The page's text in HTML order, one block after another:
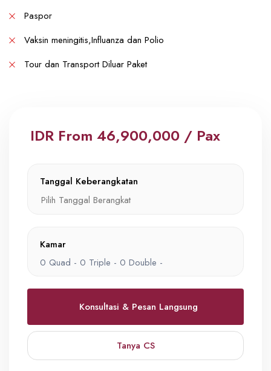
Paspor
Vaksin meningitis,Influanza dan Polio
Tour dan Transport Diluar Paket
IDR From 46,900,000 / Pax
Tanggal Keberangkatan
25 November 2026
Kamar
0 Quad - 0 Triple - 0 Double -
Quad
IDR 46,900,000
0
Konsultasi & Pesan Langsung
Tanya CS